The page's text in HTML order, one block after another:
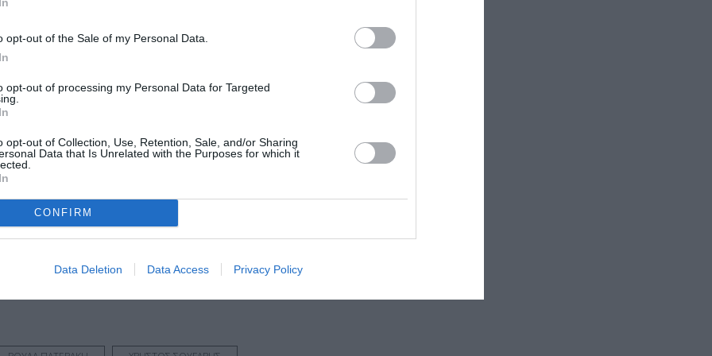
opt-out of the Sale of my Personal Data.
opt-out of processing my Personal Data for Targeted
opt-out of Collection, Use, Retention, Sale, and/or Sharing
Data that Is Unrelated with the Purposes for which it
CONFIRM
Data Deletion Data Access Privacy Policy
Ηρώδειο
viva.gr
πρώτοι όλες τις ειδήσεις
στοCulturenow.gr